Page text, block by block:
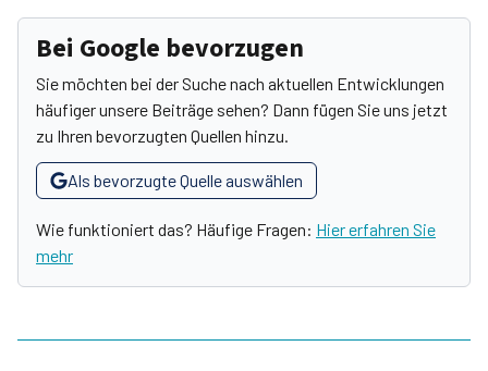
Bei Google bevorzugen
Sie möchten bei der Suche nach aktuellen Entwicklungen
häufiger unsere Beiträge sehen? Dann fügen Sie uns jetzt
zu Ihren bevorzugten Quellen hinzu.
Als bevorzugte Quelle auswählen
Wie funktioniert das? Häufige Fragen: Hier erfahren Sie
mehr